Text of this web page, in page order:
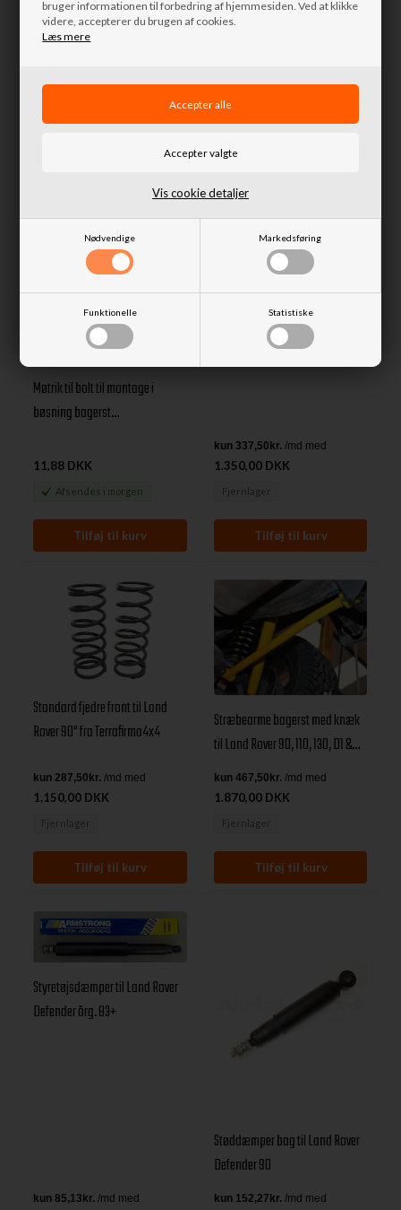
bruger informationen til forbedring af hjemmesiden. Ved at klikke
videre, accepterer du brugen af cookies.
Læs mere
Nødvendige Markedsføring
Funktionelle Statistiske
Vis cookie detaljer
Møtrik M10 til flangen på mange
forskellige Land Rover
Afsendesi morgen
Møtrik til bolt til montage af a-
Afsendesi morgen
Møtrik til bolt til montage i
bøsning bagerst
11,88 DKK
Afsendes i morgen
Standard fjedre bag til Land
Rover 90" fra Terrafirma4x4
1.350,00 DKK
Fjernlager
Standard fjedre front til Land
Rover 90" fra Terrafirma4x4
1.150,00 DKK
Fjernlager
Stræbearme bagerst med knæk
til Land Rover 90, 110, 130, D1 &
RRC
1.870,00 DKK
Fjernlager
Styretøjsdæmper til Land Rover
Defender årg. 83+
Støddæmper bag til Land Rover
Defender 90